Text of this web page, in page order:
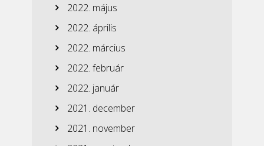
2022. május
2022. április
2022. március
2022. február
2022. január
2021. december
2021. november